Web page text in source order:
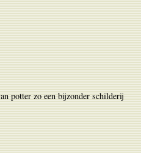
potter zo een bijzonder schilderij